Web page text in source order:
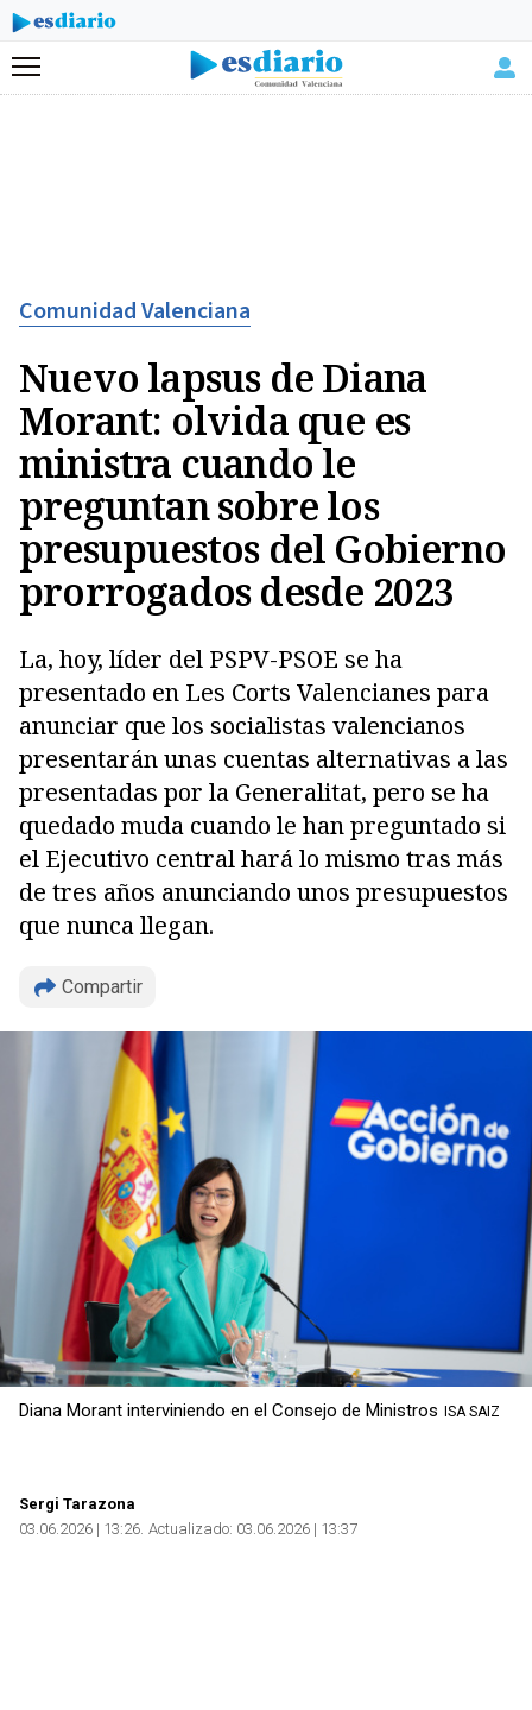
Menú
Comunidad Valenciana
Nuevo lapsus de Diana
Morant: olvida que es
ministra cuando le
preguntan sobre los
presupuestos del Gobierno
prorrogados desde 2023
La, hoy, líder del PSPV-PSOE se ha
presentado en Les Corts Valencianes para
anunciar que los socialistas valencianos
presentarán unas cuentas alternativas a las
presentadas por la Generalitat, pero se ha
quedado muda cuando le han preguntado si
el Ejecutivo central hará lo mismo tras más
de tres años anunciando unos presupuestos
que nunca llegan.
Compartir
Copiar
Diana Morant interviniendo en el Consejo de Ministros ISA SAIZ
Sergi Tarazona
03.06.2026 | 13:26 Actualizado: 03.06.2026 | 13:37